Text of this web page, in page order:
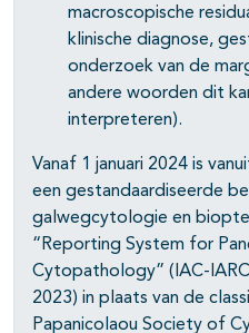
macroscopische
klinische diagnose,
onderzoek van de
andere woorden dit
interpreteren).
Vanaf 1 januari 2024 is
een gestandaardiseerde
galwegcytologie en
“Reporting System for
Cytopathology” (IAC-
2023) in plaats van de
Papanicolaou Society of